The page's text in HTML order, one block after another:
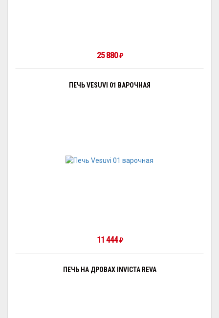
25 880₽
ПЕЧЬ VESUVI 01 ВАРОЧНАЯ
11 444₽
ПЕЧЬ НА ДРОВАХ INVICTA REVA